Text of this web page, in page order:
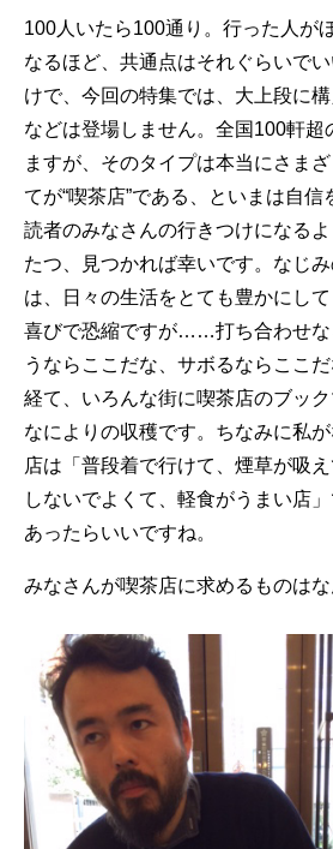
100人いたら100通り。行った人が
なるほど、共通点はそれぐらいで
けで、今回の特集では、大上段に
などは登場しません。全国100軒超
ますが、そのタイプは本当にさま
てが“喫茶店”である、といまは自信
読者のみなさんの行きつけになる
たつ、見つかれば幸いです。なじ
は、日々の生活をとても豊かにし
喜びで恐縮ですが……打ち合わせな
うならここだな、サボるならここ
経て、いろんな街に喫茶店のブッ
なによりの収穫です。ちなみに私
店は「普段着で行けて、煙草が吸
しないでよくて、軽食がうまい店
あったらいいですね。
みなさんが喫茶店に求めるものはな